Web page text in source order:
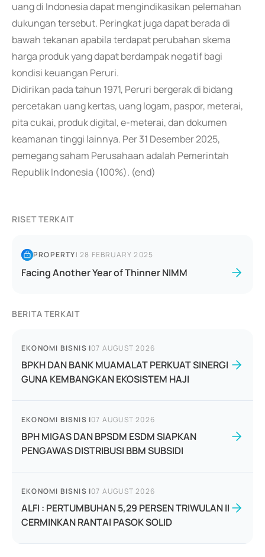
uang di Indonesia dapat mengindikasikan pelemahan
dukungan tersebut. Peringkat juga dapat berada di
bawah tekanan apabila terdapat perubahan skema
harga produk yang dapat berdampak negatif bagi
kondisi keuangan Peruri.
Didirikan pada tahun 1971, Peruri bergerak di bidang
percetakan uang kertas, uang logam, paspor, meterai,
pita cukai, produk digital, e-meterai, dan dokumen
keamanan tinggi lainnya. Per 31 Desember 2025,
pemegang saham Perusahaan adalah Pemerintah
Republik Indonesia (100%). (end)
RISET TERKAIT
PROPERTY|28 FEBRUARY 2025
Facing Another Year of Thinner NIMM
BERITA TERKAIT
EKONOMI BISNIS |07 AUGUST 2026
BPKH DAN BANK MUAMALAT PERKUAT SINERGI
GUNA KEMBANGKAN EKOSISTEM HAJI
EKONOMI BISNIS |07 AUGUST 2026
BPH MIGAS DAN BPSDM ESDM SIAPKAN
PENGAWAS DISTRIBUSI BBM SUBSIDI
EKONOMI BISNIS |07 AUGUST 2026
ALFI : PERTUMBUHAN 5,29 PERSEN TRIWULAN II
CERMINKAN RANTAI PASOK SOLID